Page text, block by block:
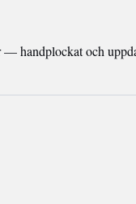
handplockat och